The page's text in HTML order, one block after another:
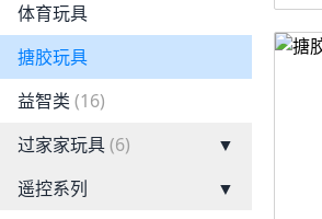
体育玩具
搪胶玩具
益智类 (16)
过家家玩具(6)
▼
遥控系列
▼